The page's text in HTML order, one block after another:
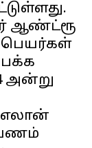
ஆண்ட்ரூ
அன்று